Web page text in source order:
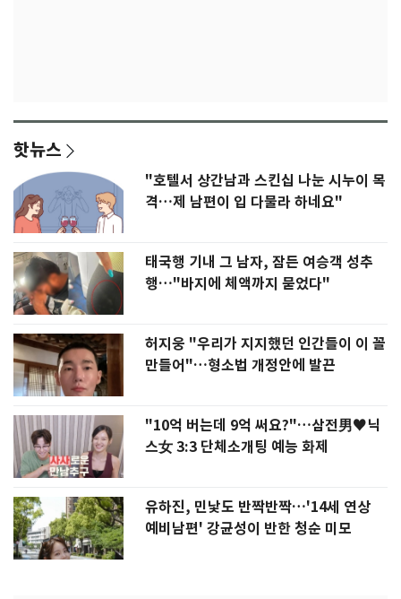
핫뉴스
"호텔서 상간남과 스킨십 나눈 시누이 목
격…제 남편이 입 다물라 하네요"
태국행 기내 그 남자, 잠든 여승객 성추
행…"바지에 체액까지 묻었다"
허지웅 "우리가 지지했던 인간들이 이 꼴
만들어"…형소법 개정안에 발끈
"10억 버는데 9억 써요?"…삼전男♥닉
스女 3:3 단체소개팅 예능 화제
유하진, 민낯도 반짝반짝…'14세 연상
예비남편' 강균성이 반한 청순 미모